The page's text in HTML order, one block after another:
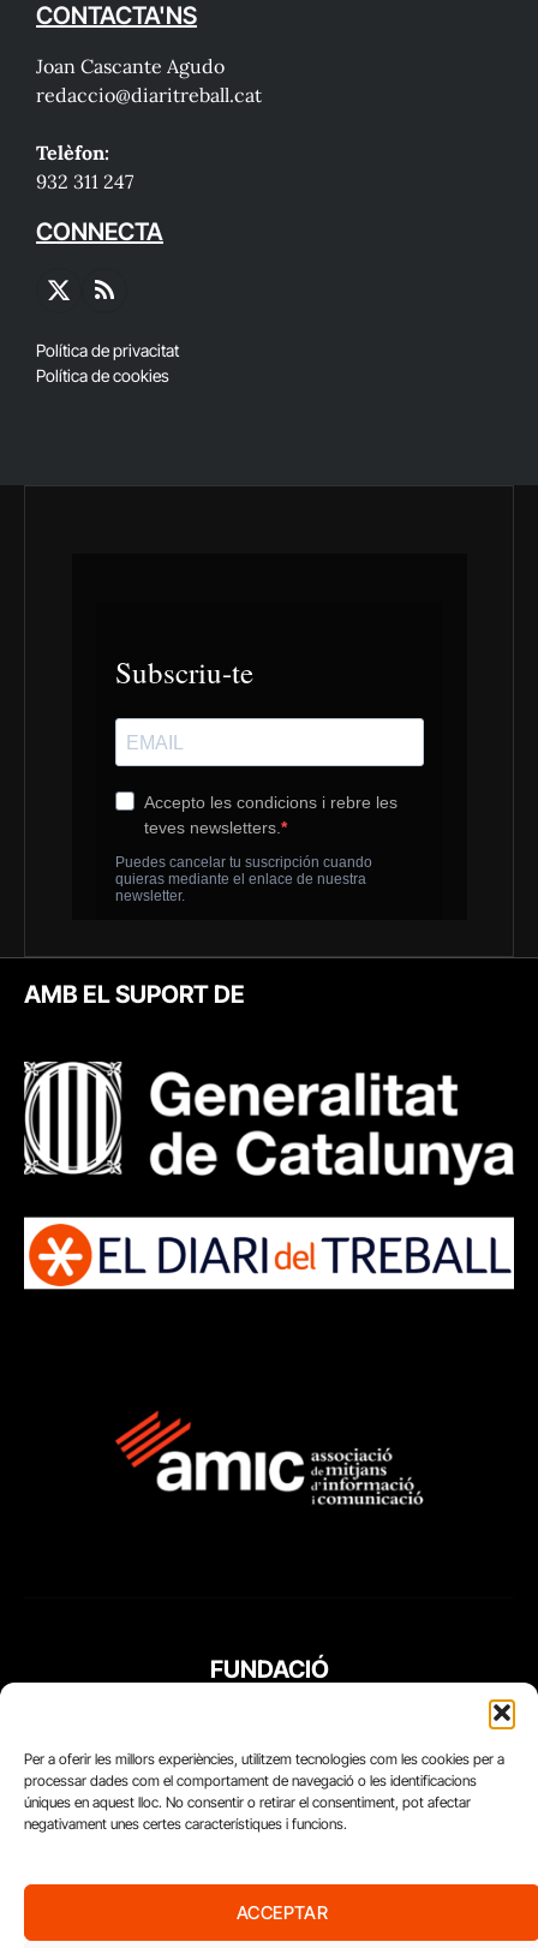
Per a oferir les millors experiències, utilitzem tecnologies com les cookies per a
processar dades com el comportament de navegació o les identificacions
úniques en aquest lloc. No consentir o retirar el consentiment, pot afectar
negativament unes certes característiques i funcions.
ACCEPTAR
CONTACTA'NS
Joan Cascante Agudo
redaccio@diaritreball.cat
Telèfon:
932 311 247
CONNECTA
X
RSS
Política de privacitat
Política de cookies
AMB EL SUPORT DE
FUNDACIÓ